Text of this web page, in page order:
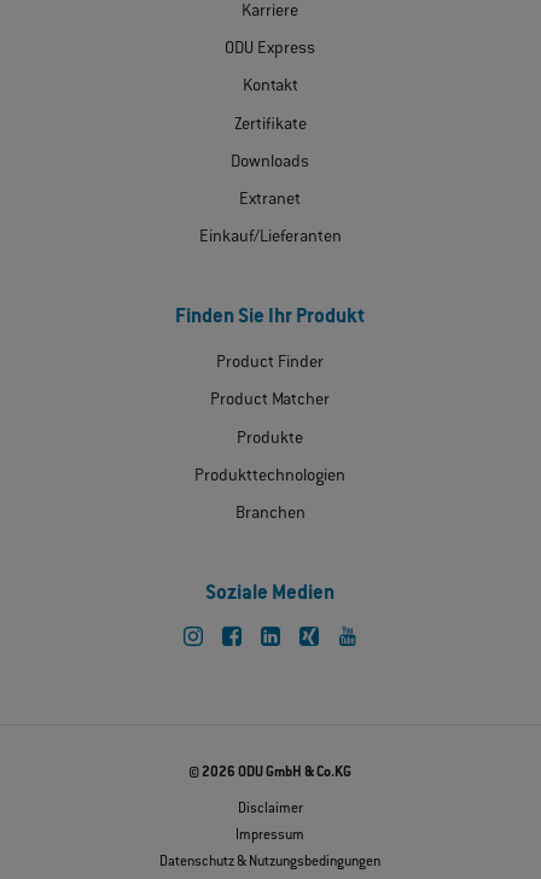
Karriere
ODU Express
Kontakt
Zertifikate
Downloads
Extranet
Einkauf/Lieferanten
Finden Sie Ihr Produkt
Product Finder
Product Matcher
Produkte
Produkttechnologien
Branchen
Soziale Medien
© 2026 ODU GmbH & Co.KG
Disclaimer
Impressum
Datenschutz & Nutzungsbedingungen